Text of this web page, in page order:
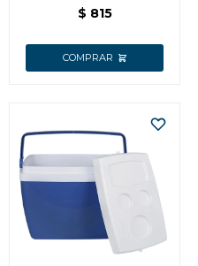
MOR
$ 815